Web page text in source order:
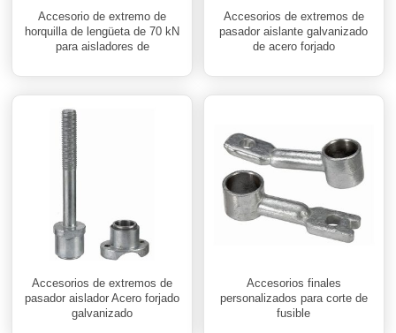
Accesorio de extremo de
horquilla de lengüeta de 70 kN
para aisladores de
Accesorios de extremos de
pasador aislante galvanizado
de acero forjado
Accesorios de extremos de
pasador aislador Acero forjado
galvanizado
Accesorios finales
personalizados para corte de
fusible